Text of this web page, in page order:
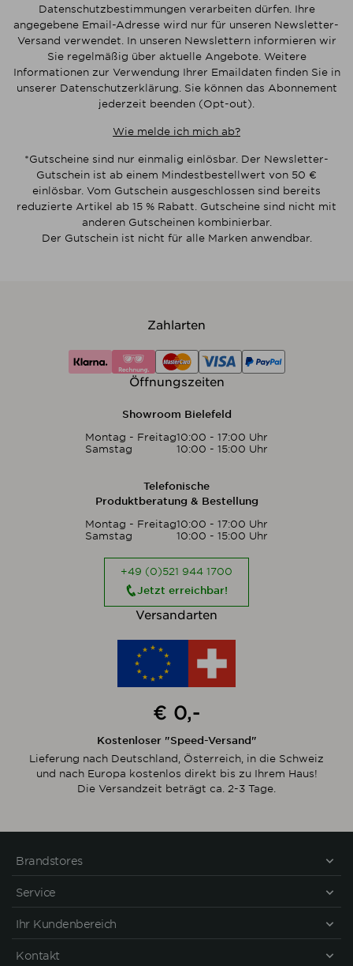
Datenschutzbestimmungen verarbeiten dürfen. Ihre
angegebene Email-Adresse wird nur für unseren Newsletter-
Versand verwendet. In unseren Newslettern informieren wir
Sie regelmäßig über aktuelle Angebote. Weitere
Informationen zur Verwendung Ihrer Emaildaten finden Sie in
unserer Datenschutzerklärung. Sie können das Abonnement
jederzeit beenden (Opt-out).
Wie melde ich mich ab?
*Gutscheine sind nur einmalig einlösbar. Der Newsletter-
Gutschein ist ab einem Mindestbestellwert von 50 €
einlösbar. Vom Gutschein ausgeschlossen sind bereits
reduzierte Artikel ab 15 % Rabatt. Gutscheine sind nicht mit
anderen Gutscheinen kombinierbar.
Der Gutschein ist nicht für alle Marken anwendbar.
Zahlarten
Öffnungszeiten
Showroom Bielefeld
Montag - Freitag10:00 - 17:00 Uhr
Samstag
10:00 - 15:00 Uhr
Telefonische
Produktberatung & Bestellung
Montag - Freitag10:00 - 17:00 Uhr
Samstag
10:00 - 15:00 Uhr
+49 (0)521 944 1700
Jetzt erreichbar!
Versandarten
€ 0,-
Kostenloser "Speed-Versand"
Lieferung nach Deutschland, Österreich, in die Schweiz
und nach Europa kostenlos direkt bis zu Ihrem Haus!
Die Versandzeit beträgt ca. 2-3 Tage.
Brandstores
Service
Ihr Kundenbereich
Kontakt